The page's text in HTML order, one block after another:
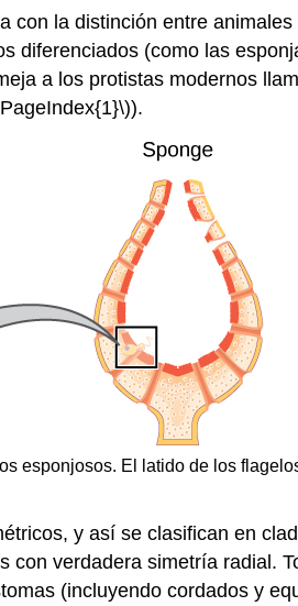
con la distinción entre animales
diferenciados (como las
a los protistas modernos
).
esponjosos. El latido de los
y así se clasifican en
verdadera simetría radial.
(incluyendo cordados y